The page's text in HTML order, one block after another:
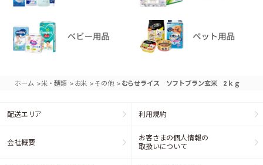
ホーム >米・麺類 > お米 > その他 > むらせライス ソフトブラン玄米 2ｋｇ
配送エリア 利用規約
会社概要
お客さまの個人情報の
取扱いについて